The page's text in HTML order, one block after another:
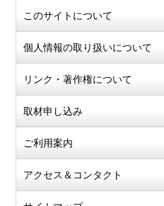
このサイトについて
個人情報の取り扱いについて
リンク・著作権について
取材申し込み
ご利用案内
アクセス＆コンタクト